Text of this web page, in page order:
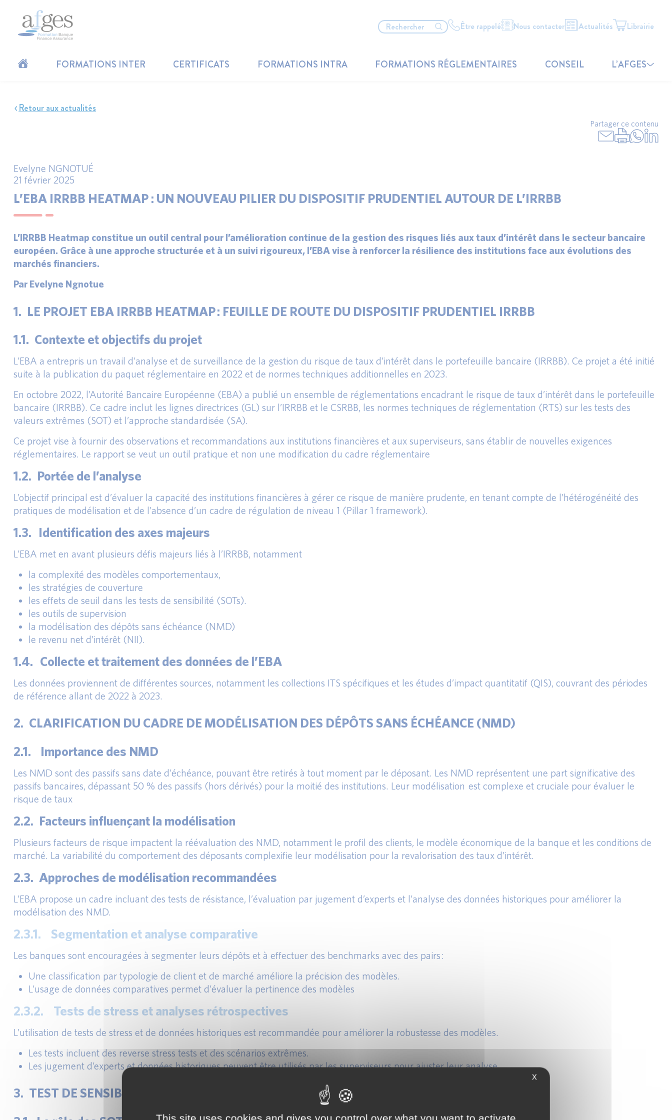
Être rappelé Nous contacter Actualités Librairie
FORMATIONS INTER CERTIFICATS FORMATIONS INTRA FORMATIONS RÉGLEMENTAIRES CONSEIL L’AFGES
Retour aux actualités
Partager ce contenu
Evelyne NGNOTUÉ
21 février 2025
L’EBA IRRBB HEATMAP : UN NOUVEAU PILIER DU DISPOSITIF PRUDENTIEL AUTOUR DE L’IRRBB
L’IRRBB Heatmap constitue un outil central pour l’amélioration continue de la gestion des risques liés aux taux d’intérêt dans le secteur bancaire
européen. Grâce à une approche structurée et à un suivi rigoureux, l’EBA vise à renforcer la résilience des institutions face aux évolutions des
marchés financiers.
Par Evelyne Ngnotue
1. LE PROJET EBA IRRBB HEATMAP : FEUILLE DE ROUTE DU DISPOSITIF PRUDENTIEL IRRBB
1.1. Contexte et objectifs du projet
L’EBA a entrepris un travail d’analyse et de surveillance de la gestion du risque de taux d’intérêt dans le portefeuille bancaire (IRRBB). Ce projet a été initié
suite à la publication du paquet réglementaire en 2022 et de normes techniques additionnelles en 2023.
En octobre 2022, l’Autorité Bancaire Européenne (EBA) a publié un ensemble de réglementations encadrant le risque de taux d’intérêt dans le portefeuille
bancaire (IRRBB). Ce cadre inclut les lignes directrices (GL) sur l’IRRBB et le CSRBB, les normes techniques de réglementation (RTS) sur les tests des
valeurs extrêmes (SOT) et l’approche standardisée (SA).
Ce projet vise à fournir des observations et recommandations aux institutions financières et aux superviseurs, sans établir de nouvelles exigences
réglementaires. Le rapport se veut un outil pratique et non une modification du cadre réglementaire
1.2. Portée de l’analyse
L’objectif principal est d’évaluer la capacité des institutions financières à gérer ce risque de manière prudente, en tenant compte de l’hétérogénéité des
pratiques de modélisation et de l’absence d’un cadre de régulation de niveau 1 (Pillar 1 framework).
1.3. Identification des axes majeurs
L’EBA met en avant plusieurs défis majeurs liés à l’IRRBB, notamment
la complexité des modèles comportementaux,
les stratégies de couverture
les effets de seuil dans les tests de sensibilité (SOTs).
les outils de supervision
la modélisation des dépôts sans échéance (NMD)
le revenu net d’intérêt (NII).
1.4. Collecte et traitement des données de l’EBA
Les données proviennent de différentes sources, notamment les collections ITS spécifiques et les études d’impact quantitatif (QIS), couvrant des périodes
de référence allant de 2022 à 2023.
2. CLARIFICATION DU CADRE DE MODÉLISATION DES DÉPÔTS SANS ÉCHÉANCE (NMD)
2.1. Importance des NMD
Les NMD sont des passifs sans date d’échéance, pouvant être retirés à tout moment par le déposant. Les NMD représentent une part significative des
passifs bancaires, dépassant 50 % des passifs (hors dérivés) pour la moitié des institutions. Leur modélisation est complexe et cruciale pour évaluer le
risque de taux
2.2. Facteurs influençant la modélisation
Plusieurs facteurs de risque impactent la réévaluation des NMD, notamment le profil des clients, le modèle économique de la banque et les conditions de
marché. La variabilité du comportement des déposants complexifie leur modélisation pour la revalorisation des taux d’intérêt.
2.3. Approches de modélisation recommandées
L’EBA propose un cadre incluant des tests de résistance, l’évaluation par jugement d’experts et l’analyse des données historiques pour améliorer la
modélisation des NMD.
2.3.1. Segmentation et analyse comparative
Les banques sont encouragées à segmenter leurs dépôts et à effectuer des benchmarks avec des pairs :
Une classification par typologie de client et de marché améliore la précision des modèles.
L’usage de données comparatives permet d’évaluer la pertinence des modèles
2.3.2. Tests de stress et analyses rétrospectives
L’utilisation de tests de stress et de données historiques est recommandée pour améliorer la robustesse des modèles.
Les tests incluent des reverse stress tests et des scénarios extrêmes.
Les jugement d’experts et données historiques peuvent être utilisés par les superviseurs pour ajuster leur analyse.
3. TEST DE SENSIBILITÉ SUR LE REVENU NET D’INTÉRÊT (SOT SUR NII)
X